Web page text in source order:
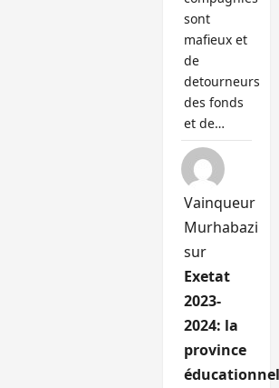
sont
mafieux et
de
detourneurs
des fonds
et de…
Vainqueur
Murhabazi
sur
Exetat
2023-
2024: la
province